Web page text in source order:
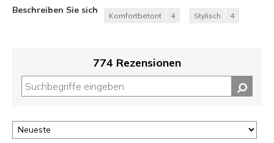
Beschreiben Sie sich
Komfortbetont 4 Stylisch 4
774 Rezensionen